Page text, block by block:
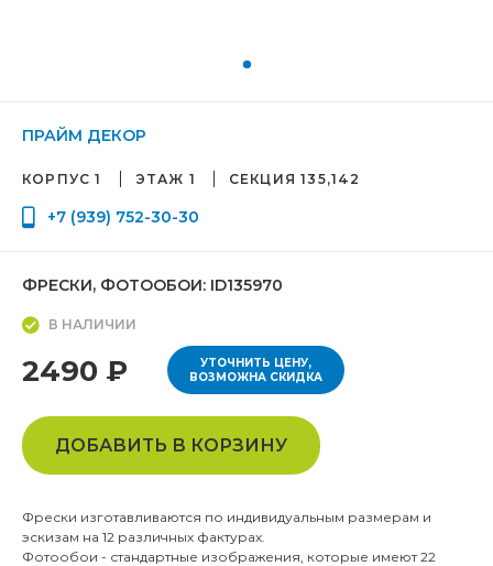
ПРАЙМ ДЕКОР
КОРПУС 1 ЭТАЖ 1 СЕКЦИЯ 135,142
+7 (939) 752-30-30
ФРЕСКИ, ФОТООБОИ: ID135970
В НАЛИЧИИ
2490 ₽
УТОЧНИТЬ ЦЕНУ,
ВОЗМОЖНА СКИДКА
ДОБАВИТЬ В КОРЗИНУ
Фрески изготавливаются по индивидуальным размерам и
эскизам на 12 различных фактурах.
Фотообои - стандартные изображения, которые имеют 22